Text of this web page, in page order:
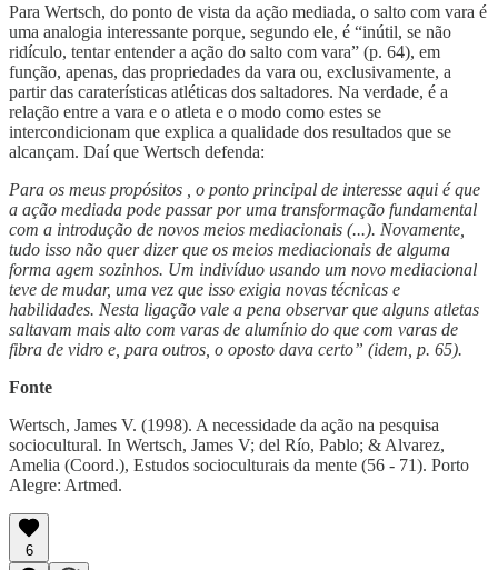
Para Wertsch, do ponto de vista da ação mediada, o salto com vara é
uma analogia interessante porque, segundo ele, é “inútil, se não
ridículo, tentar entender a ação do salto com vara” (p. 64), em
função, apenas, das propriedades da vara ou, exclusivamente, a
partir das caraterísticas atléticas dos saltadores. Na verdade, é a
relação entre a vara e o atleta e o modo como estes se
intercondicionam que explica a qualidade dos resultados que se
alcançam. Daí que Wertsch defenda:
Para os meus propósitos , o ponto principal de interesse aqui é que
a ação mediada pode passar por uma transformação fundamental
com a introdução de novos meios mediacionais (...). Novamente,
tudo isso não quer dizer que os meios mediacionais de alguma
forma agem sozinhos. Um indivíduo usando um novo mediacional
teve de mudar, uma vez que isso exigia novas técnicas e
habilidades. Nesta ligação vale a pena observar que alguns atletas
saltavam mais alto com varas de alumínio do que com varas de
fibra de vidro e, para outros, o oposto dava certo” (idem, p. 65).
Fonte
Wertsch, James V. (1998). A necessidade da ação na pesquisa
sociocultural. In Wertsch, James V; del Río, Pablo; & Alvarez,
Amelia (Coord.), Estudos socioculturais da mente (56 - 71). Porto
Alegre: Artmed.
6